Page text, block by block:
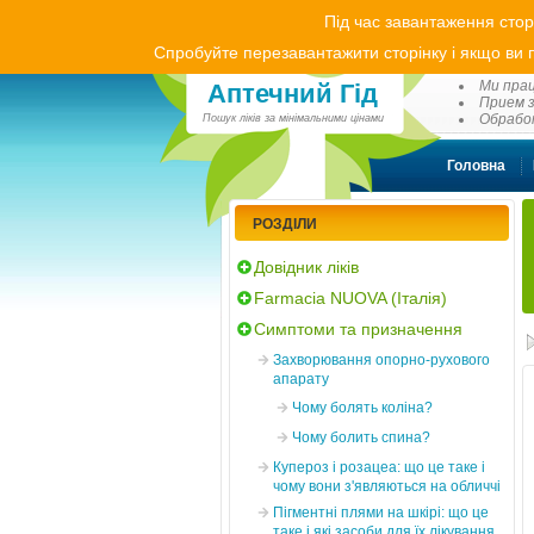
Аптечний Гід
Пошук ліків за мінімальними цінами
Під час завантаження
Спробуйте перезавантажити сторінку і якщо ви
Ми
Прием
Головна
РОЗДІЛИ
Довідник ліків
Farmacia NUOVA (Італія)
Симптоми та призначення
Захворювання опорно-рухового
апарату
Чому болять коліна?
Чому болить спина?
Купероз і розацеа: що це таке і
чому вони з'являються на обличчі
Пігментні плями на шкірі: що це